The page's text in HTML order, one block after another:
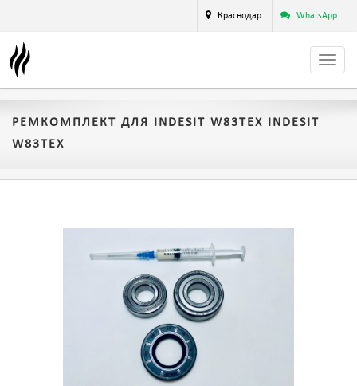
Краснодар WhatsApp
РЕМКОМПЛЕКТ ДЛЯ INDESIT W83TEX INDESIT
W83TEX